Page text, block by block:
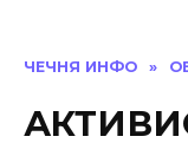
ЧЕЧНЯ ИНФО »